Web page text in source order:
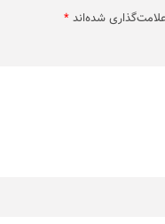
شده‌اند *